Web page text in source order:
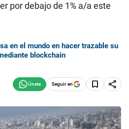
por debajo de 1% a/a este
en el mundo en hacer trazable su
blockchain
Seguir en